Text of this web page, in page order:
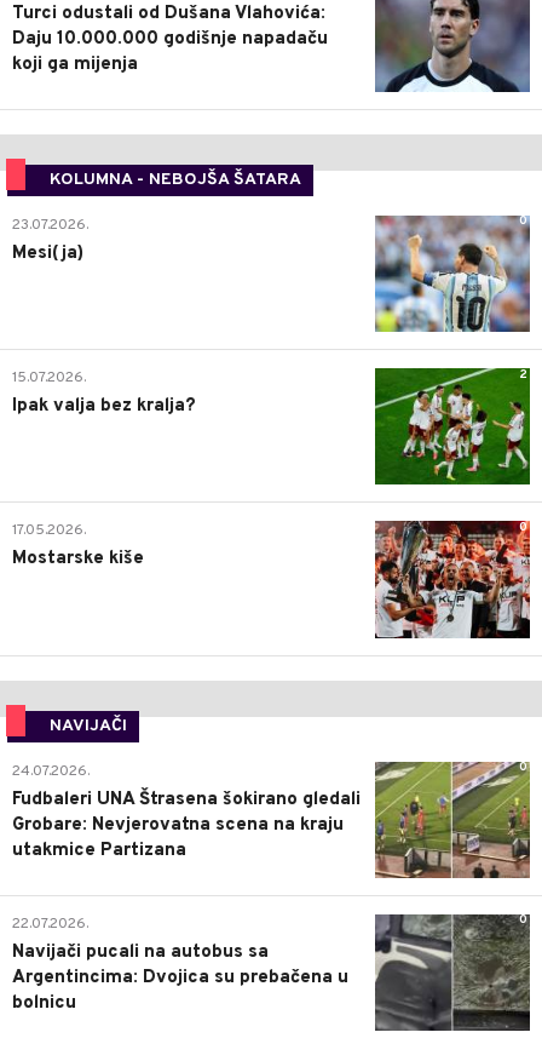
Turci odustali od Dušana Vlahovića:
Daju 10.000.000 godišnje napadaču
koji ga mijenja
KOLUMNA - NEBOJŠA ŠATARA
0
23.07.2026.
Mesi(ja)
2
15.07.2026.
Ipak valja bez kralja?
0
17.05.2026.
Mostarske kiše
NAVIJAČI
0
24.07.2026.
Fudbaleri UNA Štrasena šokirano gledali
Grobare: Nevjerovatna scena na kraju
utakmice Partizana
0
22.07.2026.
Navijači pucali na autobus sa
Argentincima: Dvojica su prebačena u
bolnicu